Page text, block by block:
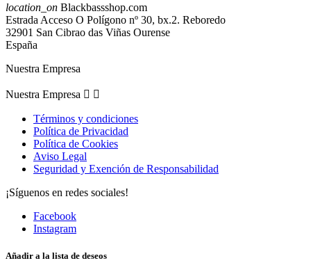
location_on Blackbassshop.com
Estrada Acceso O Polígono nº 30, bx.2. Reboredo
32901 San Cibrao das Viñas Ourense
España
Nuestra Empresa
Nuestra Empresa  
Términos y condiciones
Política de Privacidad
Política de Cookies
Aviso Legal
Seguridad y Exención de Responsabilidad
¡Síguenos en redes sociales!
Facebook
Instagram
Añadir a la lista de deseos